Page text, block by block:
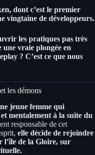
dont c’est le premier
vingtaine de développeurs.
les pratiques pas très
une vraie plongée en
? C’est ce que nous
les démons
jeune femme qui
mentalement à la suite du
responsable de cet
elle décide de rejoindre
l’île de la Gloire, sur